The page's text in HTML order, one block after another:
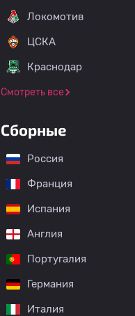
Локомотив
ЦСКА
Краснодар
Смотреть все
Сборные
Россия
Франция
Испания
Англия
Португалия
Германия
Италия